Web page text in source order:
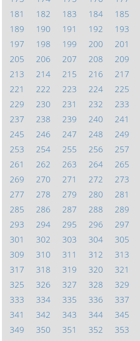
181
182 183 184 185
189
190 191 192 193
197
198 199 200 201
205
206 207 208 209
213
214 215 216 217
221
222 223 224 225
229
230 231 232 233
237
238 239 240 241
245
246 247 248 249
253
254 255 256 257
261
262 263 264 265
269
270 271 272 273
277
278 279 280 281
285
286 287 288 289
293
294 295 296 297
301
302 303 304 305
309
310 311 312 313
317
318 319 320 321
325
326 327 328 329
333
334 335 336 337
341
342 343 344 345
349
350 351 352 353